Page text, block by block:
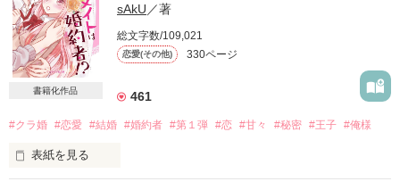
書籍化作品
sAkU ／著
総文字数/109,021
恋愛(その他) 330ページ
461
#クラ婚 #恋愛 #結婚 #婚約者 #第１弾 #恋 #甘々 #秘密 #王子 #俺様
表紙を見る